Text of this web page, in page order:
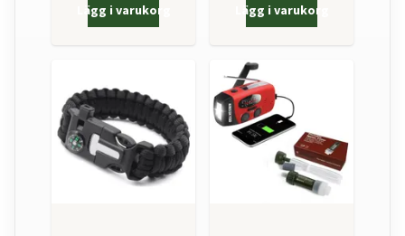
Lägg i varukorg Lägg i varukorg